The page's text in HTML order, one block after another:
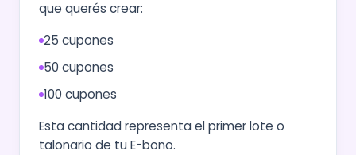
que querés crear:
25 cupones
50 cupones
100 cupones
Esta cantidad representa el primer lote o
talonario de tu E-bono.